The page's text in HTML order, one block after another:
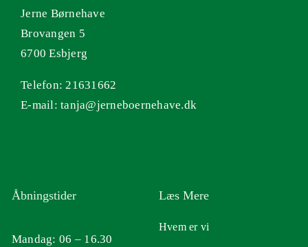
Jerne Børnehave
Brovangen 5
6700 Esbjerg
Telefon: 21631662
E-mail: tanja@jerneboernehave.dk
Åbningstider
Mandag: 06 – 16.30
Læs Mere
Hvem er vi